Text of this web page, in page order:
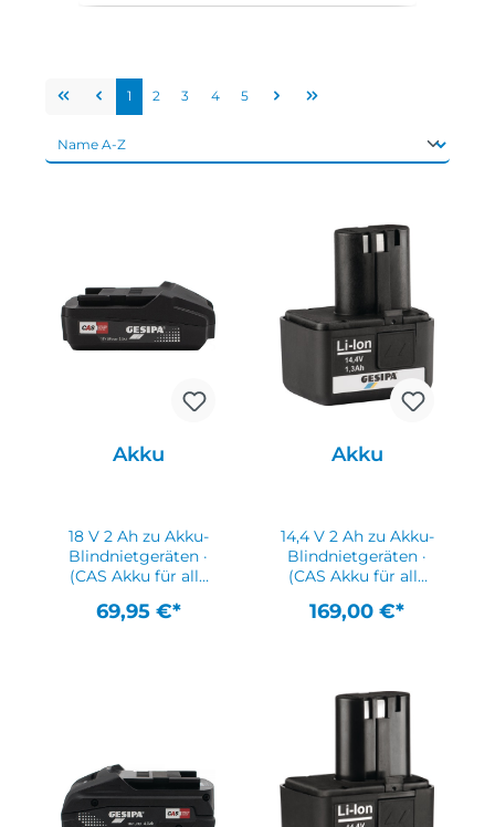
1 2 3 4 5
Akku
18 V 2 Ah zu Akku-
Blindnietgeräten ·
(CAS Akku für alle
System)
69,95 €*
Akku
14,4 V 2 Ah zu Akku-
Blindnietgeräten ·
(CAS Akku für alle
System)
169,00 €*